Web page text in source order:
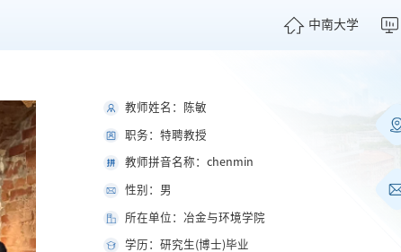
中南大学
教师姓名：陈敏
职务：特聘教授
教师拼音名称：chenmin
性别：男
所在单位：冶金与环境学院
学历：研究生(博士)毕业